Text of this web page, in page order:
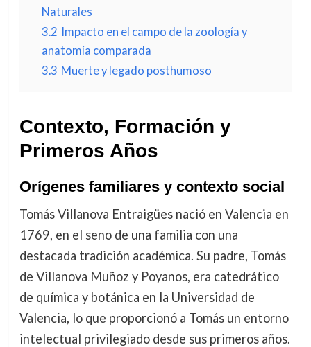
Naturales
3.2 Impacto en el campo de la zoología y
anatomía comparada
3.3 Muerte y legado posthumoso
Contexto, Formación y
Primeros Años
Orígenes familiares y contexto social
Tomás Villanova Entraigües nació en Valencia en
1769, en el seno de una familia con una
destacada tradición académica. Su padre, Tomás
de Villanova Muñoz y Poyanos, era catedrático
de química y botánica en la Universidad de
Valencia, lo que proporcionó a Tomás un entorno
intelectual privilegiado desde sus primeros años.